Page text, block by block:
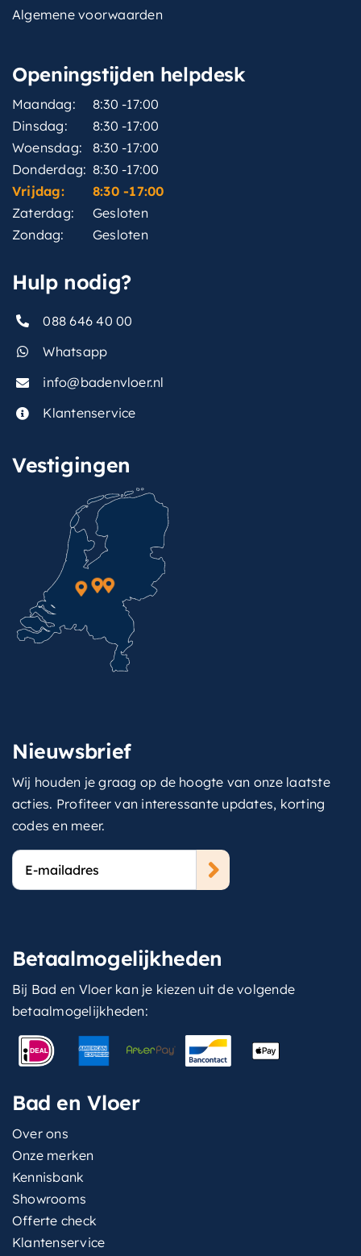
Algemene voorwaarden
Openingstijden helpdesk
Maandag:
8:30 -17:00
Dinsdag:
8:30 -17:00
Woensdag:
8:30 -17:00
Donderdag: 8:30 -17:00
Vrijdag:
8:30 -17:00
Zaterdag:
Gesloten
Zondag:
Gesloten
Hulp nodig?
088 646 40 00
Whatsapp
info@badenvloer.nl
Klantenservice
Vestigingen
Nieuwsbrief
Wij houden je graag op de hoogte van onze laatste
acties. Profiteer van interessante updates, korting
codes en meer.
E-
mailadres
Betaalmogelijkheden
Bij Bad en Vloer kan je kiezen uit de volgende
betaalmogelijkheden:
Bad en Vloer
Over ons
Onze merken
Kennisbank
Showrooms
Offerte check
Klantenservice